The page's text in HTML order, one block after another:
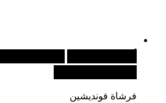
فرشاة فونديشين